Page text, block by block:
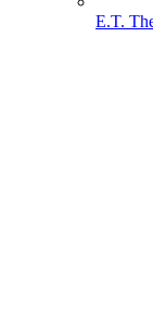
E.T.